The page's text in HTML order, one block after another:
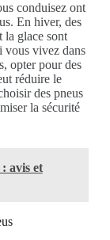
conduisez ont
En hiver, des
la glace sont
vous vivez dans
opter pour des
réduire le
des pneus
la sécurité
avis et